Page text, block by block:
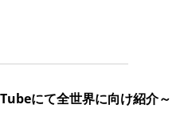
にて全世界に向け紹介～